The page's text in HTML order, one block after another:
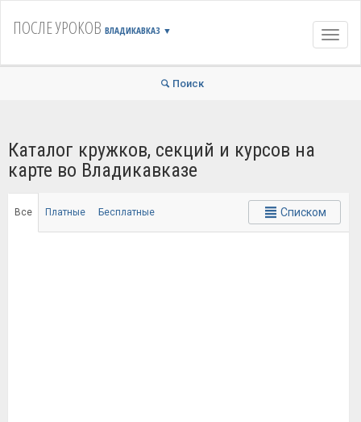
ПОСЛЕ УРОКОВ ВЛАДИКАВКАЗ ▼
Поиск
Каталог кружков, секций и курсов на
карте во Владикавказе
Все Платные Бесплатные Списком